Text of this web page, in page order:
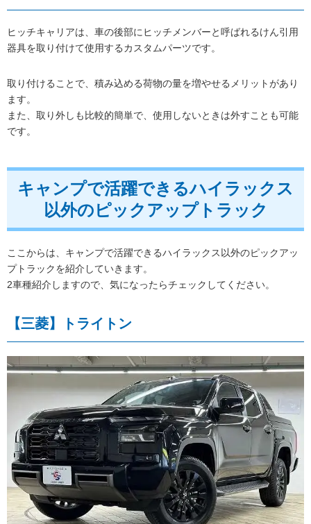
ヒッチキャリアは、車の後部にヒッチメンバーと呼ばれるけん引用
器具を取り付けて使用するカスタムパーツです。
取り付けることで、積み込める荷物の量を増やせるメリットがあり
ます。
また、取り外しも比較的簡単で、使用しないときは外すことも可能
です。
キャンプで活躍できるハイラックス
以外のピックアップトラック
ここからは、キャンプで活躍できるハイラックス以外のピックアッ
プトラックを紹介していきます。
2車種紹介しますので、気になったらチェックしてください。
【三菱】トライトン